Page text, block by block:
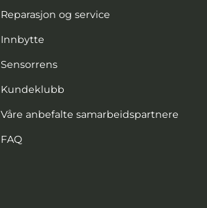
Reparasjon og service
Innbytte
Sensorrens
Kundeklubb
Våre anbefalte samarbeidspartnere
FAQ